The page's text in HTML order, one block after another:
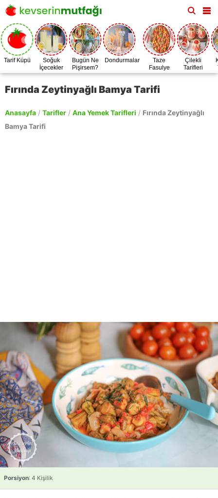
Tarif Küpü
Soğuk
İçecekler
Bugün Ne
Pişirsem?
Dondurmalar
Taze
Fasulye
Zamanı
Çilekli
Tarifleri
Fırında Zeytinyağlı Bamya Tarifi
Anasayfa / Tarifler / Ana Yemek Tarifleri / Fırında Zeytinyağlı
Bamya Tarifi
Porsiyon: 4 Kişilik